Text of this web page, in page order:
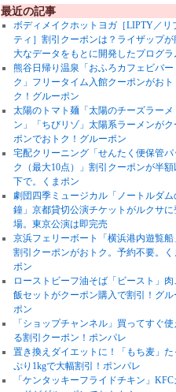
最近の記事
ボディメイクホットヨガ［LIPTY／リ
ティ］割引クーポンは？ライザップが
大なデータをもとに開発したプログラ
熊谷日帰り温泉「おふろカフェビバー
ク」フリータイム入館クーポンがおト
ク！グルーポン
太陽のトマト麺「太陽のチーズラーメ
ン」「ちびリゾ」太陽系ラーメンがク
ポンでおトク！グルーポン
宅配クリーニング「せんたく便保管パ
ク（最大10点）」割引クーポンが半額
下で。くまポン
劇団四季ミュージカル「ノートルダム
鐘」京都貸切公演チケットがルクサに
場。東京公演は即完売
京浜フェリーボート「横浜港内遊覧船
割引クーポンがおトク。予約不要。く
ポン
ローストビーフ油そば「ビースト」肉
飯セットがクーポン購入で割引！グル
ポン
「ショップチャンネル」買ってすぐ使
る割引クーポン！ポンパレ
置き換えダイエットに！「もち麦」た
ぷり1kgで大幅割引！ポンパレ
「ケンタッキーフライドチキン」KFC